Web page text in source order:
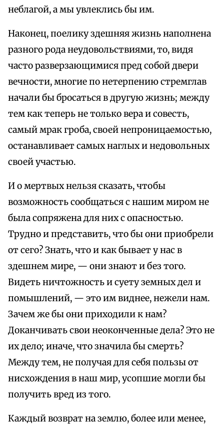
неблагой, а мы увлеклись бы им.
Наконец, поелику здешняя жизнь наполнена
разного рода неудовольствиями, то, видя
часто разверзающимися пред собой двери
вечности, многие по нетерпению стремглав
начали бы бросаться в другую жизнь; между
тем как теперь не только вера и совесть,
самый мрак гроба, своей непроницаемостью,
останавливает самых наглых и недовольных
своей участью.
И о мертвых нельзя сказать, чтобы
возможность сообщаться с нашим миром не
была сопряжена для них с опасностью.
Трудно и представить, что бы они приобрели
от сего? Знать, что и как бывает у нас в
здешнем мире, — они знают и без того.
Видеть ничтожность и суету земных дел и
помышлений, — это им виднее, нежели нам.
Зачем же бы они приходили к нам?
Доканчивать свои неоконченные дела? Это не
их дело; иначе, что значила бы смерть?
Между тем, не получая для себя пользы от
нисхождения в наш мир, усопшие могли бы
получить вред из того.
Каждый возврат на землю, более или менее,